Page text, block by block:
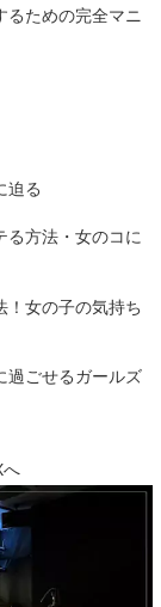
るための完全マニ
迫る
る方法・女のコに
！女の子の気持ち
過ごせるガールズ
へ